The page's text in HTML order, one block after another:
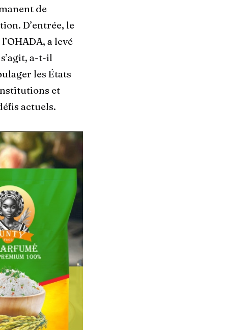
de
D’entrée, le
a levé
a-t-il
les États
et
actuels.